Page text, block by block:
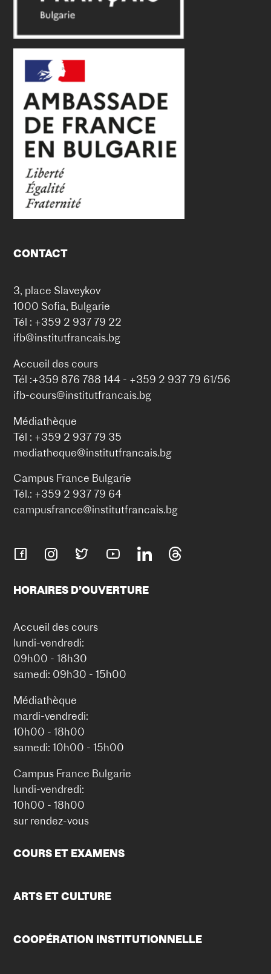
CONTACT
3, place Slaveykov
1000 Sofia, Bulgarie
Tél : +359 2 937 79 22
ifb@institutfrancais.bg
Accueil des cours
Tél :+359 876 788 144 - +359 2 937 79 61/56
ifb-cours@institutfrancais.bg
Médiathèque
Tél : +359 2 937 79 35
mediatheque@institutfrancais.bg
Campus France Bulgarie
Tél.: +359 2 937 79 64
campusfrance@institutfrancais.bg
HORAIRES D’OUVERTURE
Accueil des cours
lundi-vendredi:
09h00 - 18h30
samedi: 09h30 - 15h00
Médiathèque
mardi-vendredi:
10h00 - 18h00
samedi: 10h00 - 15h00
Campus France Bulgarie
lundi-vendredi:
10h00 - 18h00
sur rendez-vous
COURS ET EXAMENS
ARTS ET CULTURE
COOPÉRATION INSTITUTIONNELLE